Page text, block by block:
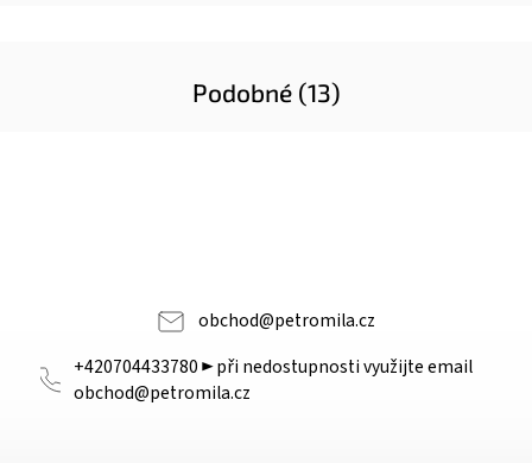
Podobné (13)
obchod@petromila.cz
+420704433780 ► při nedostupnosti využijte email
obchod@petromila.cz